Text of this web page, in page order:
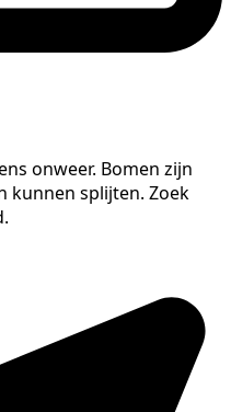
onweer. Bomen zijn
kunnen splijten. Zoek